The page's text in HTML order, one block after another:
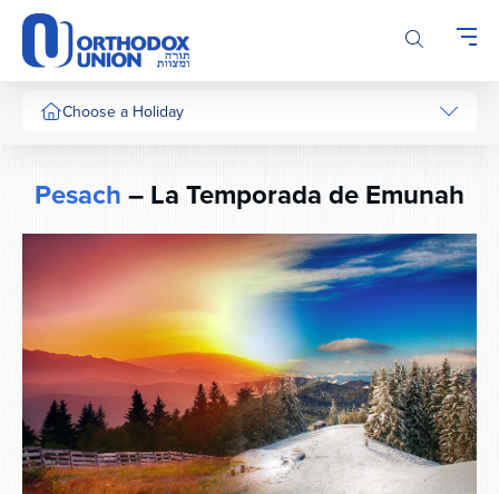
Please
note:
This
website
includes
system.
Choose a Holiday
Pesach– La Temporada de Emunah